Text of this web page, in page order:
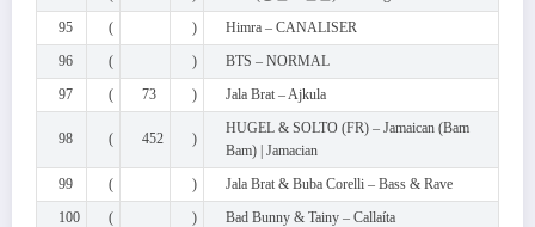
95
( )
Himra – CANALISER
96
( )
BTS – NORMAL
97
( 73 ) Jala Brat – Ajkula
98 ( 452 )
HUGEL & SOLTO (FR) – Jamaican (Bam
Bam) | Jamacian
99
( )
Jala Brat & Buba Corelli – Bass & Rave
100
( ) Bad Bunny & Tainy – Callaíta